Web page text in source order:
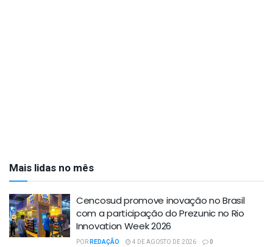
Mais lidas no mês
Cencosud promove inovação no Brasil
com a participação do Prezunic no Rio
Innovation Week 2026
PORREDAÇÃO 4 DE AGOSTO DE 2026 0